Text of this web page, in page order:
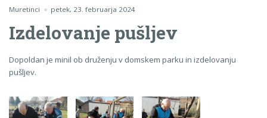
Muretinci petek, 23. februarja 2024
Izdelovanje pušljev
Dopoldan je minil ob druženju v domskem parku in izdelovanju
pušljev.